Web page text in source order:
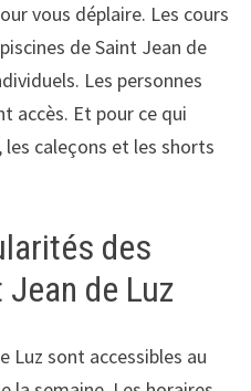
vous déplaire. Les cours
de Saint Jean de
Les personnes
accès. Et pour ce qui
caleçons et les shorts
des
de Luz
Luz sont accessibles au